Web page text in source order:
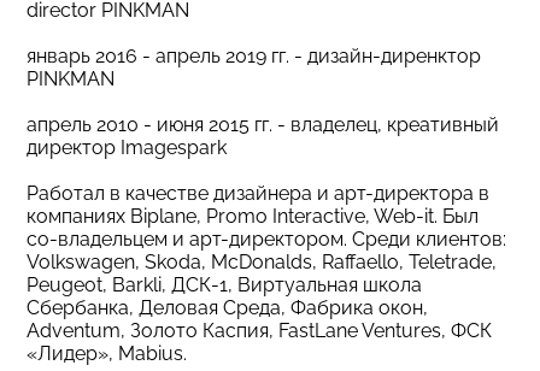
director PINKMAN
январь 2016 - апрель 2019 гг. - дизайн-диренктор
PINKMAN
апрель 2010 - июня 2015 гг. - владелец, креативный
директор Imagespark
Работал в качестве дизайнера и арт-директора в
компаниях Biplane, Promo Interactive, Web-it. Был
со-владельцем и арт-директором. Среди клиентов:
Volkswagen, Skoda, McDonalds, Raffaello, Teletrade,
Peugeot, Barkli, ДСК-1, Виртуальная школа
Сбербанка, Деловая Среда, Фабрика окон,
Adventum, Золото Каспия, FastLane Ventures, ФСК
«Лидер», Mabius.